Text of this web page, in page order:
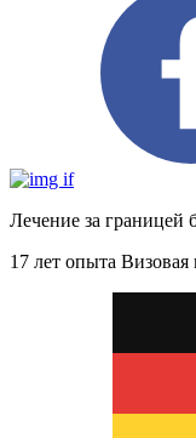
Лечение за границей
17 лет опыта Визовая